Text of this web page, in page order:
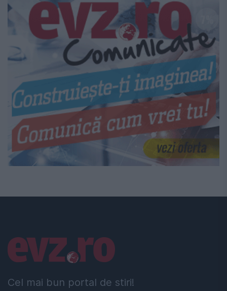
Cel mai bun portal de stiri!
Linkuri utile